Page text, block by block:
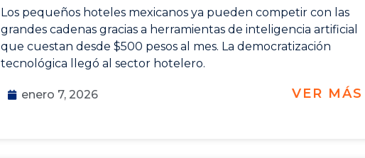
Los pequeños hoteles mexicanos ya pueden competir con las
grandes cadenas gracias a herramientas de inteligencia artificial
que cuestan desde $500 pesos al mes. La democratización
tecnológica llegó al sector hotelero.
enero 7, 2026 VER MÁS